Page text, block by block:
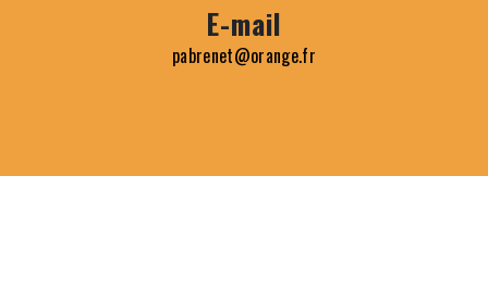
E-mail
pabrenet@orange.fr